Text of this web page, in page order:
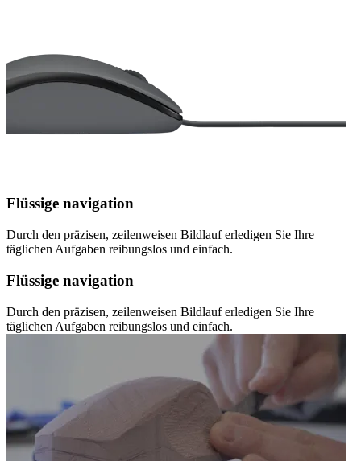
Flüssige navigation
Durch den präzisen, zeilenweisen Bildlauf erledigen Sie Ihre
täglichen Aufgaben reibungslos und einfach.
Flüssige navigation
Durch den präzisen, zeilenweisen Bildlauf erledigen Sie Ihre
täglichen Aufgaben reibungslos und einfach.